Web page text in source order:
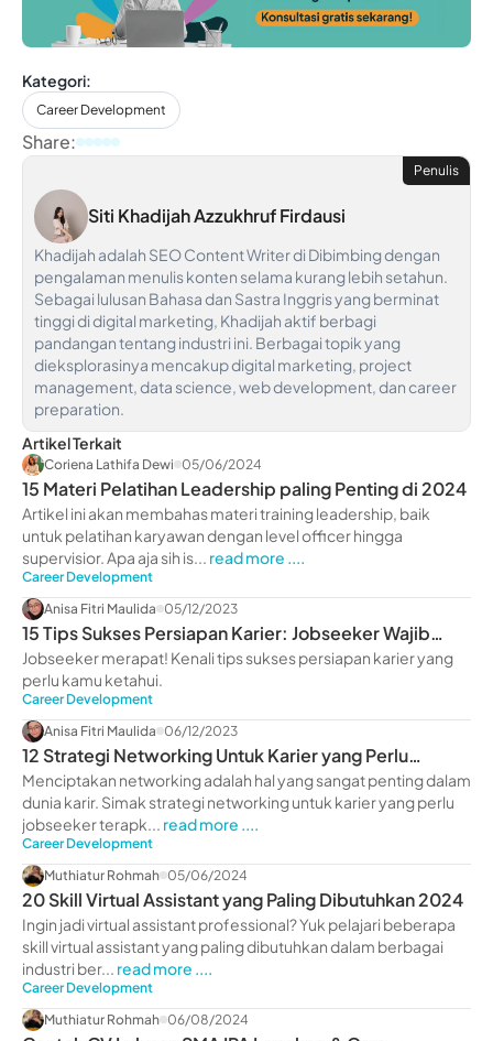
Kategori:
Career Development
Share:
Penulis
Siti Khadijah Azzukhruf Firdausi
Khadijah adalah SEO Content Writer di Dibimbing dengan
pengalaman menulis konten selama kurang lebih setahun.
Sebagai lulusan Bahasa dan Sastra Inggris yang berminat
tinggi di digital marketing, Khadijah aktif berbagi
pandangan tentang industri ini. Berbagai topik yang
dieksplorasinya mencakup digital marketing, project
management, data science, web development, dan career
preparation.
Artikel Terkait
Coriena Lathifa Dewi 05/06/2024
15 Materi Pelatihan Leadership paling Penting di 2024
Artikel ini akan membahas materi training leadership, baik
untuk pelatihan karyawan dengan level officer hingga
supervisior. Apa aja sih is... read more ....
Career Development
Anisa Fitri Maulida 05/12/2023
15 Tips Sukses Persiapan Karier: Jobseeker Wajib
Tahu!
Jobseeker merapat! Kenali tips sukses persiapan karier yang
perlu kamu ketahui.
Career Development
Anisa Fitri Maulida 06/12/2023
12 Strategi Networking Untuk Karier yang Perlu
Jobseeker Terapkan
Menciptakan networking adalah hal yang sangat penting dalam
dunia karir. Simak strategi networking untuk karier yang perlu
jobseeker terapk... read more ....
Career Development
Muthiatur Rohmah 05/06/2024
20 Skill Virtual Assistant yang Paling Dibutuhkan 2024
Ingin jadi virtual assistant professional? Yuk pelajari beberapa
skill virtual assistant yang paling dibutuhkan dalam berbagai
industri ber... read more ....
Career Development
Muthiatur Rohmah 06/08/2024